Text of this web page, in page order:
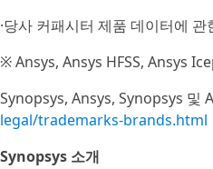
·당사 커패시터 제품 데이터에 관
※ Ansys, Ansys HFSS, Ansys
Synopsys, Ansys, Synopsys 및
legal/trademarks-brands.html
Synopsys 소개